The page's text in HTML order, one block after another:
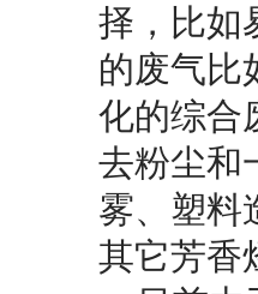
择，比如
的废气比
化的综合
去粉尘和
雾、塑料
其它芳香